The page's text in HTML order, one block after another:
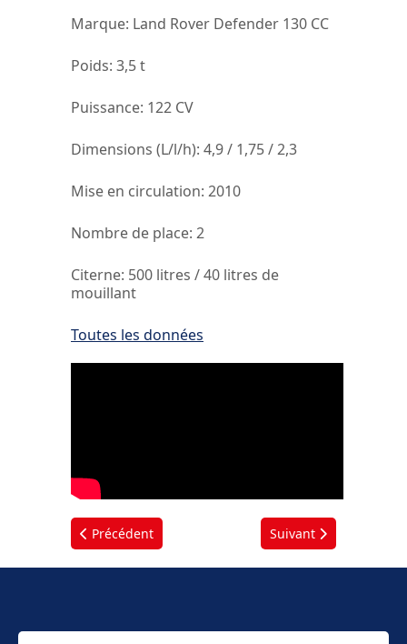
Marque: Land Rover Defender 130 CC
Poids: 3,5 t
Puissance: 122 CV
Dimensions (L/l/h): 4,9 / 1,75 / 2,3
Mise en circulation: 2010
Nombre de place: 2
Citerne: 500 litres / 40 litres de
mouillant
Toutes les données
Article précédent : TELETHON 2025
Précédent Article suivant :
Suivant